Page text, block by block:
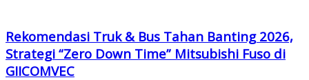
Rekomendasi Truk & Bus Tahan Banting 2026,
Strategi “Zero Down Time” Mitsubishi Fuso di
GIICOMVEC